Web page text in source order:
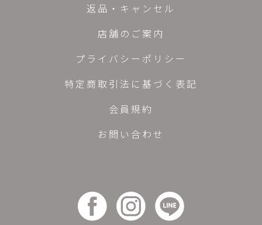
返品・キャンセル
店舗のご案内
プライバシーポリシー
特定商取引法に基づく表記
会員規約
お問い合わせ